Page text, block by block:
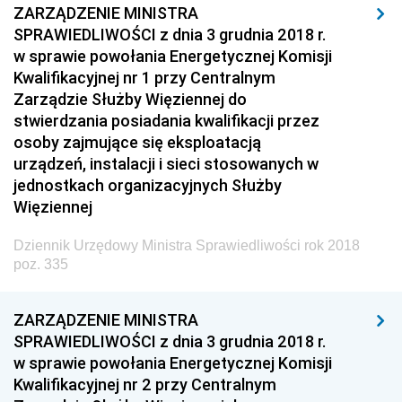
z 13 marca 2018 pozycje 145-148
z 12 marca 2018 pozycje 137-144
z 7 marca 2018 pozycja 136
z 6 marca 2018 pozycja 135
z 20 lutego 2018 pozycje 133-134
z 19 lutego 2018 pozycja 132
z 16 lutego 2018 pozycje 129-131
z 2 lutego 2018 pozycje 126-128
z 25 stycznia 2018 pozycje 114-116
z 24 stycznia 2018 pozycje 112-113
z 23 stycznia 2018 pozycje 110-111
ZARZĄDZENIE MINISTRA
SPRAWIEDLIWOŚCI z dnia 3 grudnia 2018 r.
w sprawie powołania Energetycznej Komisji
Kwalifikacyjnej nr 1 przy Centralnym
Zarządzie Służby Więziennej do
stwierdzania posiadania kwalifikacji przez
osoby zajmujące się eksploatacją
urządzeń, instalacji i sieci stosowanych w
jednostkach organizacyjnych Służby
Więziennej
Dziennik Urzędowy Ministra Sprawiedliwości rok 2018
poz. 335
ZARZĄDZENIE MINISTRA
SPRAWIEDLIWOŚCI z dnia 3 grudnia 2018 r.
w sprawie powołania Energetycznej Komisji
Kwalifikacyjnej nr 2 przy Centralnym